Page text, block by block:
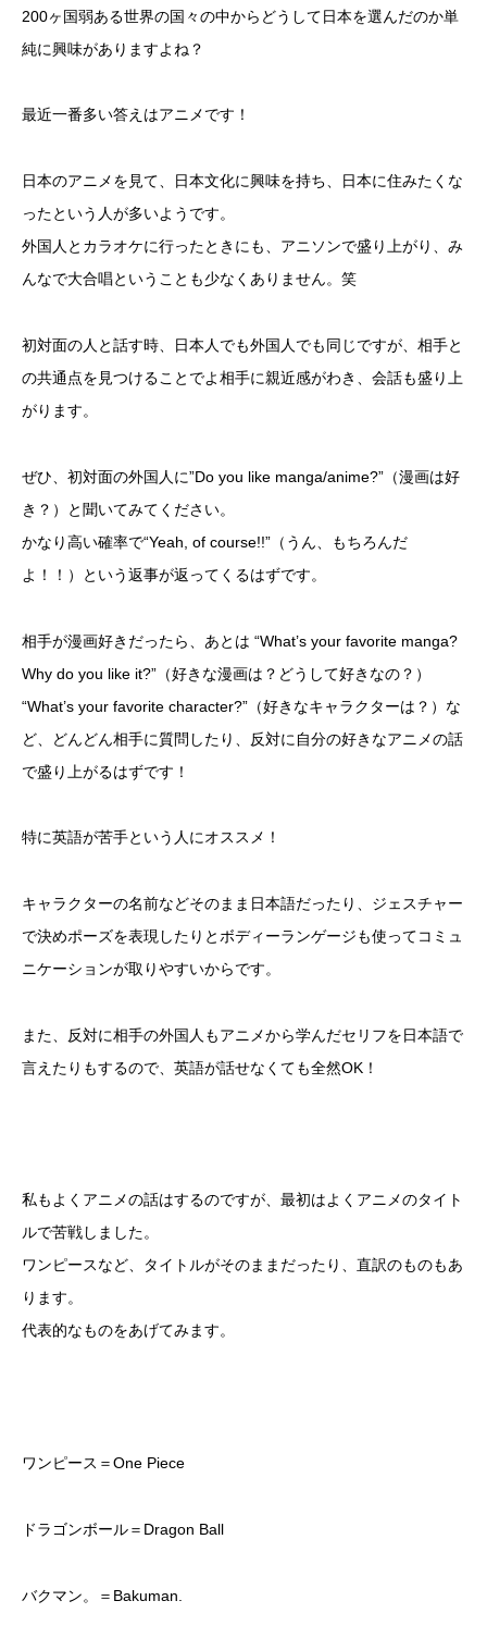
200ヶ国弱ある世界の国々の中からどうして日本を選んだのか単
純に興味がありますよね？
最近一番多い答えはアニメです！
日本のアニメを見て、日本文化に興味を持ち、日本に住みたくな
ったという人が多いようです。
外国人とカラオケに行ったときにも、アニソンで盛り上がり、み
んなで大合唱ということも少なくありません。笑
初対面の人と話す時、日本人でも外国人でも同じですが、相手と
の共通点を見つけることでよ相手に親近感がわき、会話も盛り上
がります。
ぜひ、初対面の外国人に”Do you like manga/anime?”（漫画は好
き？）と聞いてみてください。
かなり高い確率で“Yeah, of course!!”（うん、もちろんだ
よ！！）という返事が返ってくるはずです。
相手が漫画好きだったら、あとは “What’s your favorite manga?
Why do you like it?”（好きな漫画は？どうして好きなの？）
“What’s your favorite character?”（好きなキャラクターは？）な
ど、どんどん相手に質問したり、反対に自分の好きなアニメの話
で盛り上がるはずです！
特に英語が苦手という人にオススメ！
キャラクターの名前などそのまま日本語だったり、ジェスチャー
で決めポーズを表現したりとボディーランゲージも使ってコミュ
ニケーションが取りやすいからです。
また、反対に相手の外国人もアニメから学んだセリフを日本語で
言えたりもするので、英語が話せなくても全然OK！
私もよくアニメの話はするのですが、最初はよくアニメのタイト
ルで苦戦しました。
ワンピースなど、タイトルがそのままだったり、直訳のものもあ
ります。
代表的なものをあげてみます。
ワンピース＝One Piece
ドラゴンボール＝Dragon Ball
バクマン。＝Bakuman.